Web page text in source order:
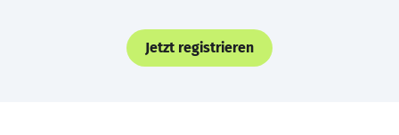
Jetzt registrieren